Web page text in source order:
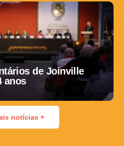
de Joinville
anos
notícias +